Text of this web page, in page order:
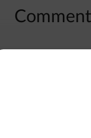
SMS ?
de GSM. Nous vous
compte.